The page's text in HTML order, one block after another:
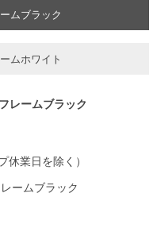
業日を除く）
ームブラック
ムブラック
ムホワイト
レームブラック